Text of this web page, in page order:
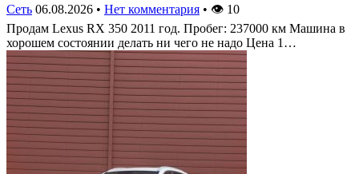
Сеть 06.08.2026 • Нет комментария • 👁 10
Продам Lexus RX 350 2011 год. Пробег: 237000 км Машина в
хорошем состоянии делать ни чего не надо Цена 1…